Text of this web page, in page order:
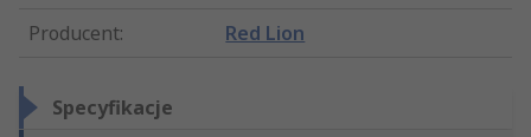
Producent: Red Lion
Specyfikacje